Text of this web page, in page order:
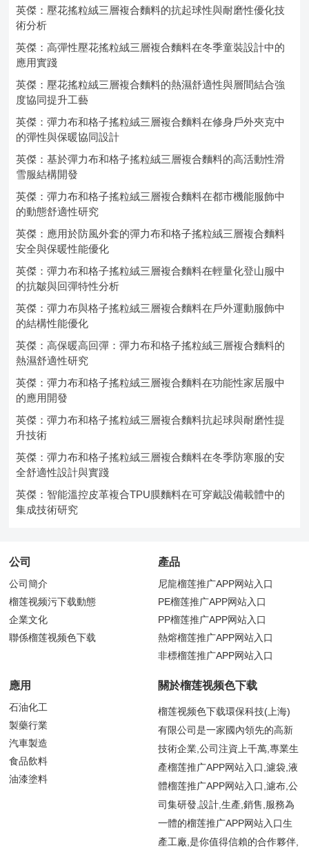
英傑：壓花搖粒絨三層複合麵料的抗起球性與耐磨性優化技
術分析
英傑：高彈性壓花搖粒絨三層複合麵料在冬季童裝設計中的
應用實踐
英傑：壓花搖粒絨三層複合麵料的熱濕舒適性與層間結合強
度協同提升工藝
英傑：彈力布和格子搖粒絨三層複合麵料在修身戶外夾克中
的彈性與保暖協同設計
英傑：基於彈力布和格子搖粒絨三層複合麵料的高活動性滑
雪服結構開發
英傑：彈力布和格子搖粒絨三層複合麵料在都市機能服飾中
的動態舒適性研究
英傑：應用於防風外套的彈力布和格子搖粒絨三層複合麵料
安全與保暖性能優化
英傑：彈力布和格子搖粒絨三層複合麵料在輕量化登山服中
的抗皺與回彈特性分析
英傑：彈力布與格子搖粒絨三層複合麵料在戶外運動服飾中
的結構性能優化
英傑：高保暖高回彈：彈力布和格子搖粒絨三層複合麵料的
熱濕舒適性研究
英傑：彈力布和格子搖粒絨三層複合麵料在功能性家居服中
的應用開發
英傑：彈力布和格子搖粒絨三層複合麵料抗起球與耐磨性提
升技術
英傑：彈力布和格子搖粒絨三層複合麵料在冬季防寒服的安
全舒適性設計與實踐
英傑：智能溫控皮革複合TPU膜麵料在可穿戴設備載體中的
集成技術研究
公司
公司簡介
榴莲视频污下载動態
企業文化
聯係榴莲视频色下载
產品
尼龍榴莲推广APP网站入口
PE榴莲推广APP网站入口
PP榴莲推广APP网站入口
熱熔榴莲推广APP网站入口
非標榴莲推广APP网站入口
應用
石油化工
製藥行業
汽車製造
食品飲料
油漆塗料
關於榴莲视频色下载
榴莲视频色下载環保科技(上海)
有限公司是一家國內領先的高新
技術企業,公司注資上千萬,專業生
產榴莲推广APP网站入口,濾袋,液
體榴莲推广APP网站入口,濾布,公
司集研發,設計,生產,銷售,服務為
一體的榴莲推广APP网站入口生
產工廠,是你值得信賴的合作夥伴,